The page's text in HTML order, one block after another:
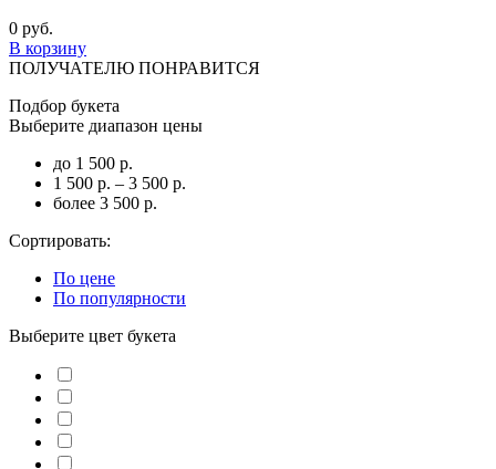
0 руб.
В корзину
ПОЛУЧАТЕЛЮ ПОНРАВИТСЯ
Подбор букета
Выберите диапазон цены
до 1 500 р.
1 500 р. – 3 500 р.
более 3 500 р.
Сортировать:
По цене
По популярности
Выберите цвет букета